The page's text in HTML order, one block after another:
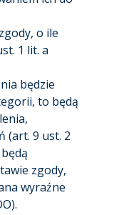
o ile
1 lit. a
będzie
to będą
(art. 9 ust. 2
zgody,
wyraźne